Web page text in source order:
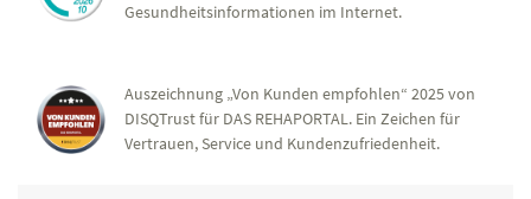
Gesundheitsinformationen im Internet.
Auszeichnung „Von Kunden empfohlen“ 2025 von
DISQTrust für DAS REHAPORTAL. Ein Zeichen für
Vertrauen, Service und Kundenzufriedenheit.